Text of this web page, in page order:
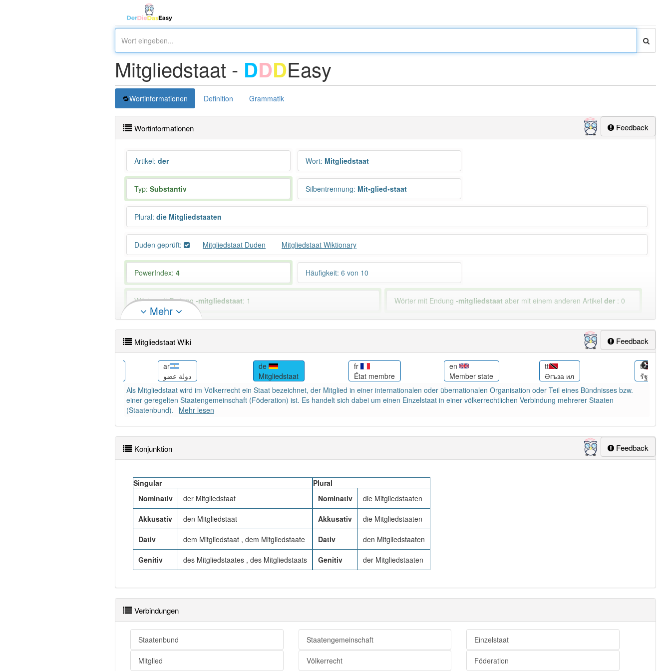
Mitgliedstaat - DDDEasy
Wortinformationen Definition Grammatik
Feedback
Wortinformationen
Artikel: der Wort: Mitgliedstaat
Typ: Substantiv Silbentrennung: Mit•glied•staat
Plural: die Mitgliedstaaten
Duden geprüft: Mitgliedstaat Duden Mitgliedstaat Wiktionary
PowerIndex: 4 Häufigkeit: 6 von 10
Wörter mit Endung -mitgliedstaat: 1 Wörter mit Endung-mitgliedstaat aber mit einem anderen Artikelder : 0
86% unserer Spielapp-Nutzer haben den Artikel korrekt erraten.
Mehr
Feedback
Mitgliedstaat Wiki
ar
دولة عضو
de
Mitgliedstaat
fr
État membre
en
Member state
tt
Әгъза ил
th
รัฐสมาชิก
Als Mitgliedstaat wird im Völkerrecht ein Staat bezeichnet, der Mitglied in einer internationalen oder übernationalen Organisation oder Teil eines Bündnisses bzw.
einer geregelten Staatengemeinschaft (Föderation) ist. Es handelt sich dabei um einen Einzelstaat in einer völkerrechtlichen Verbindung mehrerer Staaten
(Staatenbund). Mehr lesen
Feedback
Konjunktion
Singular
Nominativ
der Mitgliedstaat
Akkusativ den Mitgliedstaat
Dativ dem Mitgliedstaat , dem Mitgliedstaate
Genitiv des Mitgliedstaates , des Mitgliedstaats
Plural
Nominativ
die Mitgliedstaaten
Akkusativ die Mitgliedstaaten
Dativ den Mitgliedstaaten
Genitiv der Mitgliedstaaten
Verbindungen
Staatenbund Staatengemeinschaft Einzelstaat
Mitglied Völkerrecht Föderation